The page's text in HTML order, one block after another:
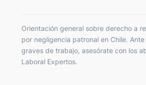
Orientación general sobre derecho a
por negligencia patronal en Chile.
graves de trabajo, asesórate con los
Laboral Expertos.